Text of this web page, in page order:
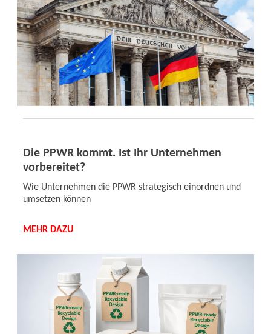
Die PPWR kommt. Ist Ihr Unternehmen
vorbereitet?
Wie Unternehmen die PPWR strategisch einordnen und
umsetzen können
MEHR DAZU